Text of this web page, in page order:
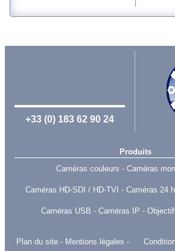
+33 (0) 183 62 90 24
Produits
Caméras couleurs
Caméras
Caméras HD-SDI / HD-TVI Caméras 24
Caméras USB Caméras IP
Plan du site Mentions légales